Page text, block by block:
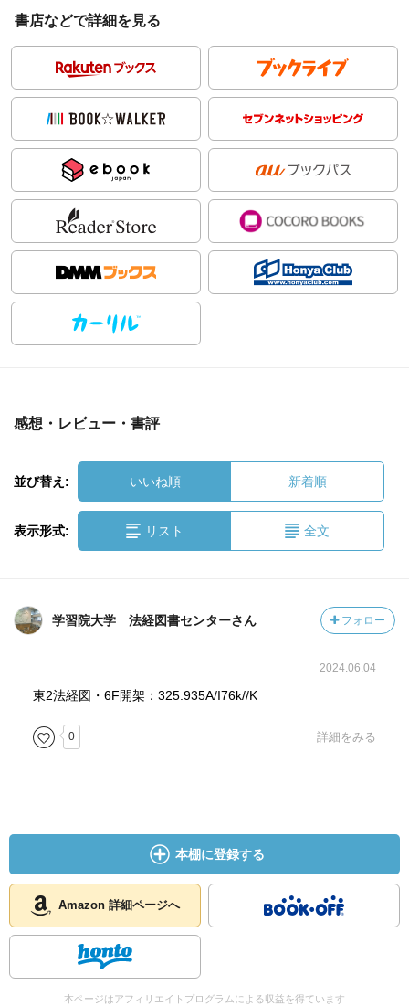
書店などで詳細を見る
感想・レビュー・書評
並び替え: いいね順 新着順
表示形式: リスト 全文
学習院大学 法経図書センターさん フォロー
2024.06.04
東2法経図・6F開架：325.935A/I76k//K
0 詳細をみる
本棚に登録する
Amazon 詳細ページへ
本ページはアフィリエイトプログラムによる収益を得ています